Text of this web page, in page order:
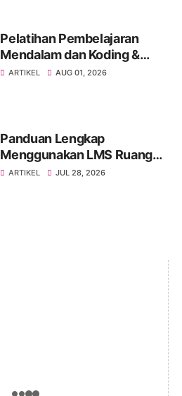
Pelatihan Pembelajaran
Mendalam dan Koding &
Kecerdasan Artifisial:
Pendidikan
ARTIKEL AUG 01, 2026
Panduan Lengkap
Menggunakan LMS Ruang
GTK untuk Peserta
ARTIKEL JUL 28, 2026